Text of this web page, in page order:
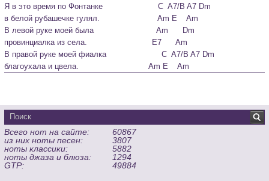
Я в это время по Фонтанке                       C  A7/B A7 Dm
в белой рубашечке гулял.                        Am E    Am
В левой руке моей была                          Am      Dm
провинциалка из села.                           E7      Am
В правой руке моей фиалка                       C  A7/B A7 Dm
благоухала и цвела.                             Am E    Am
Всего нот на сайте:
60867
из них ноты песен:
3807
ноты классики:
5882
ноты джаза и блюза:
1294
GTP:
49884